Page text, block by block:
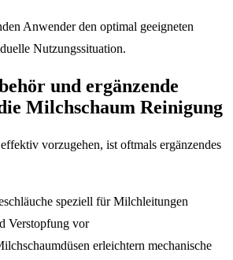
Anwender den optimal geeigneten
Nutzungssituation.
und ergänzende
Milchschaum Reinigung
vorzugehen, ist oftmals ergänzendes
speziell für Milchleitungen
Verstopfung vor
erleichtern mechanische